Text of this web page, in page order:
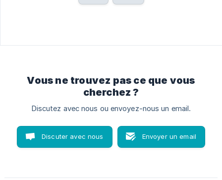
Vous ne trouvez pas ce que vous
cherchez ?
Discutez avec nous ou envoyez-nous un email.
Discuter avec nous Envoyer un email